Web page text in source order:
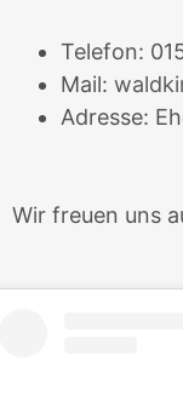
Telefon:
Mail:
Adresse:
Wir freuen uns